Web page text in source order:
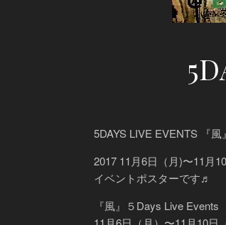
5DAYS LIVE EVENTS 『風』
2017 11月6日（月)〜11月10
イベントポスターです♬
『風』５Days Live Events